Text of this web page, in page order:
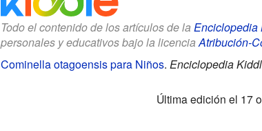
Todo el contenido de los artículos de la Enciclopedia
personales y educativos bajo la licenciaAtribución-
Cominella otagoensis para Niños. Enciclopedia
Última edición el 17